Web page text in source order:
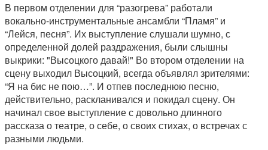
В первом отделении для “разогрева” работали
вокально-инструментальные ансамбли “Пламя” и
“Лейся, песня”. Их выступление слушали шумно, с
определенной долей раздражения, были слышны
выкрики: "Высоцкого давай!" Во втором отделении на
сцену выходил Высоцкий, всегда объявлял зрителями:
“Я на бис не пою…”. И отпев последнюю песню,
действительно, раскланивался и покидал сцену. Он
начинал свое выступление с довольно длинного
рассказа о театре, о себе, о своих стихах, о встречах с
разными людьми.